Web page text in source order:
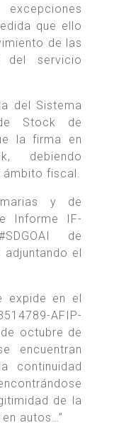
que ello
de las
del servicio
del Sistema
Stock de
la firma en
debiendo
ámbito fiscal.
y de
Informe IF-
de
el
expide en el
AFIP-
de octubre de
encuentran
continuidad
de la
autos…”